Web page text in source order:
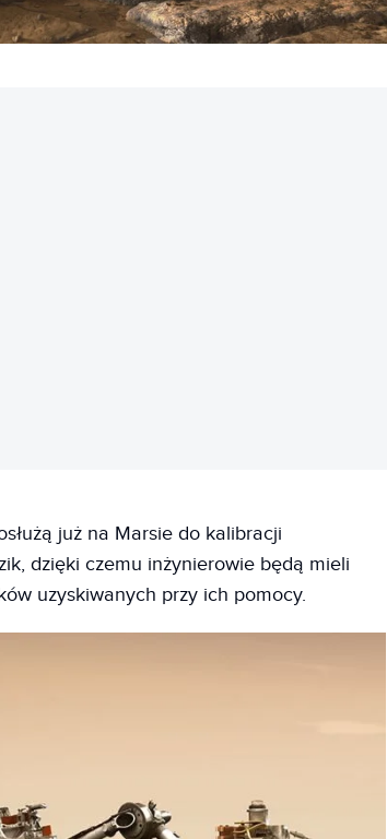
już na Marsie do kalibracji
dzięki czemu inżynierowie będą mieli
uzyskiwanych przy ich pomocy.